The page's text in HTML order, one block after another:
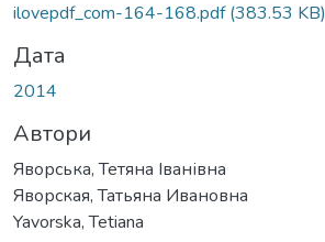
ilovepdf_com-164-168.pdf(383.53 KB)
Дата
2014
Автори
Яворська, Тетяна Іванівна
Яворская, Татьяна Ивановна
Yavorska, Tetiana